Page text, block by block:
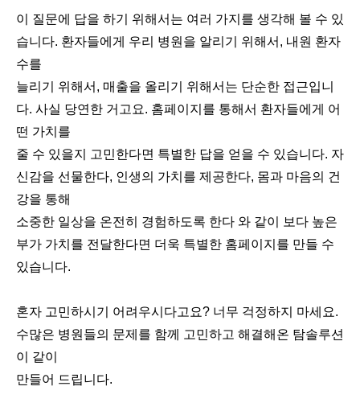
이 질문에 답을 하기 위해서는 여러 가지를 생각해 볼 수 있
습니다. 환자들에게 우리 병원을 알리기 위해서, 내원 환자
수를
늘리기 위해서, 매출을 올리기 위해서는 단순한 접근입니
다. 사실 당연한 거고요. 홈페이지를 통해서 환자들에게 어
떤 가치를
줄 수 있을지 고민한다면 특별한 답을 얻을 수 있습니다. 자
신감을 선물한다, 인생의 가치를 제공한다, 몸과 마음의 건
강을 통해
소중한 일상을 온전히 경험하도록 한다 와 같이 보다 높은
부가 가치를 전달한다면 더욱 특별한 홈페이지를 만들 수
있습니다.
혼자 고민하시기 어려우시다고요? 너무 걱정하지 마세요.
수많은 병원들의 문제를 함께 고민하고 해결해온 탐솔루션
이 같이
만들어 드립니다.